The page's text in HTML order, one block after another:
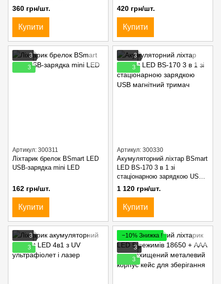
360 грн/шт.
Купити
420 грн/шт.
Купити
3
3
Артикул: 300311
Ліхтарик брелок BSmart LED
USB-зарядка mini LED
162 грн/шт.
Купити
3
3
Артикул: 300330
Акумуляторний ліхтар BSmart
LED BS-170 3 в 1 зі
стаціонарною зарядкою USB
магнітний тримач
1 120 грн/шт.
Купити
3
3
−10% Знижка !
3
3